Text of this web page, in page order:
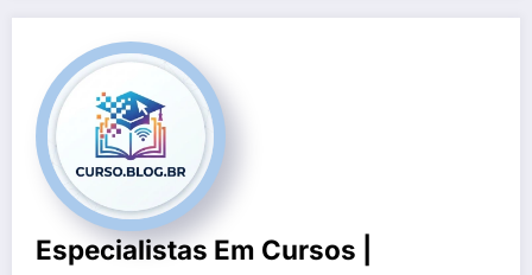
Especialistas Em Cursos |